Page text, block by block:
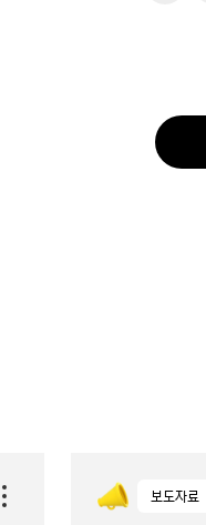
보도자료